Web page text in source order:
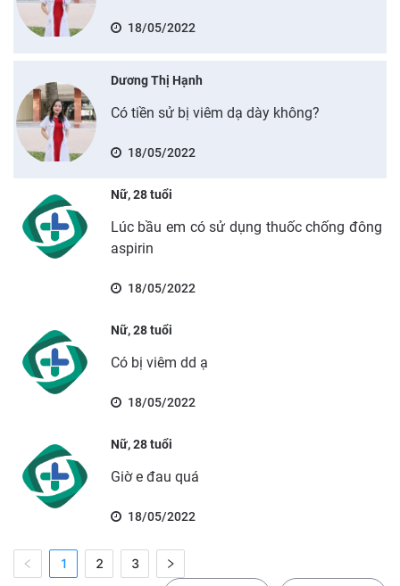
18/05/2022
Dương Thị Hạnh
Có tiền sử bị viêm dạ dày không?
18/05/2022
Nữ, 28 tuổi
Lúc bầu em có sử dụng thuốc chống đông
aspirin
18/05/2022
Nữ, 28 tuổi
Có bị viêm dd ạ
18/05/2022
Nữ, 28 tuổi
Giờ e đau quá
18/05/2022
1 2 3